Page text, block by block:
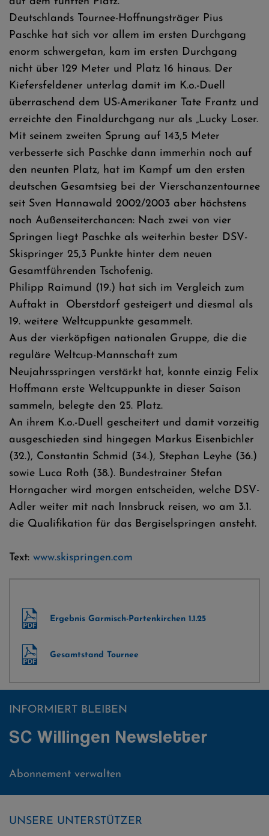
Deutschlands Tournee-Hoffnungsträger Pius
Paschke hat sich vor allem im ersten Durchgang
enorm schwergetan, kam im ersten Durchgang
nicht über 129 Meter und Platz 16 hinaus. Der
Kiefersfeldener unterlag damit im K.o.-Duell
überraschend dem US-Amerikaner Tate Frantz und
erreichte den Finaldurchgang nur als „Lucky Loser.
Mit seinem zweiten Sprung auf 143,5 Meter
verbesserte sich Paschke dann immerhin noch auf
den neunten Platz, hat im Kampf um den ersten
deutschen Gesamtsieg bei der Vierschanzentournee
seit Sven Hannawald 2002/2003 aber höchstens
noch Außenseiterchancen: Nach zwei von vier
Springen liegt Paschke als weiterhin bester DSV-
Skispringer 25,3 Punkte hinter dem neuen
Gesamtführenden Tschofenig.
Philipp Raimund (19.) hat sich im Vergleich zum
Auftakt in Oberstdorf gesteigert und diesmal als
19. weitere Weltcuppunkte gesammelt.
Aus der vierköpfigen nationalen Gruppe, die die
reguläre Weltcup-Mannschaft zum
Neujahrsspringen verstärkt hat, konnte einzig Felix
Hoffmann erste Weltcuppunkte in dieser Saison
sammeln, belegte den 25. Platz.
An ihrem K.o.-Duell gescheitert und damit vorzeitig
ausgeschieden sind hingegen Markus Eisenbichler
(32.), Constantin Schmid (34.), Stephan Leyhe (36.)
sowie Luca Roth (38.). Bundestrainer Stefan
Horngacher wird morgen entscheiden, welche DSV-
Adler weiter mit nach Innsbruck reisen, wo am 3.1.
die Qualifikation für das Bergiselspringen ansteht.
Text: www.skispringen.com
Ergebnis Garmisch-Partenkirchen 1.1.25
Gesamtstand Tournee
INFORMIERT BLEIBEN
SC Willingen Newsletter
Abonnement verwalten
UNSERE UNTERSTÜTZER